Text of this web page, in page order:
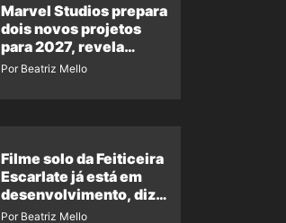
Marvel Studios prepara
dois novos projetos
para 2027, revela
insider
Por Beatriz Mello
Filme solo da Feiticeira
Escarlate já está em
desenvolvimento, diz
insider
Por Beatriz Mello